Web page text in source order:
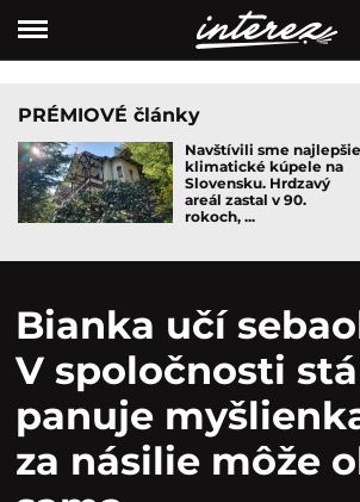
PRÉMIOVÉ články
Navštívili sme najlepšie
klimatické kúpele na
Slovensku. Hrdzavý
areál zastal v 90.
rokoch, ...
Bianka učí
V spoločnosti
panuje
za násilie môže